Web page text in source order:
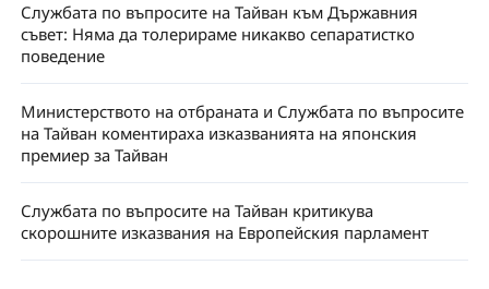
Службата по въпросите на Тайван към Държавния
съвет: Няма да толерираме никакво сепаратистко
поведение
Министерството на отбраната и Службата по въпросите
на Тайван коментираха изказванията на японския
премиер за Тайван
Службата по въпросите на Тайван критикува
скорошните изказвания на Европейския парламент